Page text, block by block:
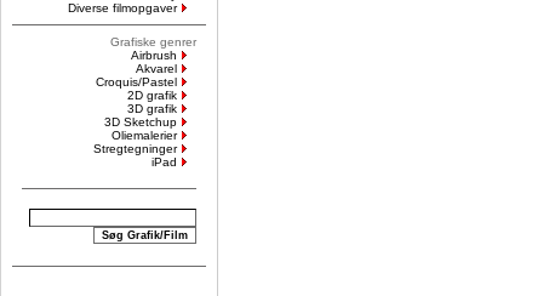
Diverse filmopgaver
Grafiske genrer
Airbrush
Akvarel
Croquis/Pastel
2D grafik
3D grafik
3D Sketchup
Oliemalerier
Stregtegninger
iPad